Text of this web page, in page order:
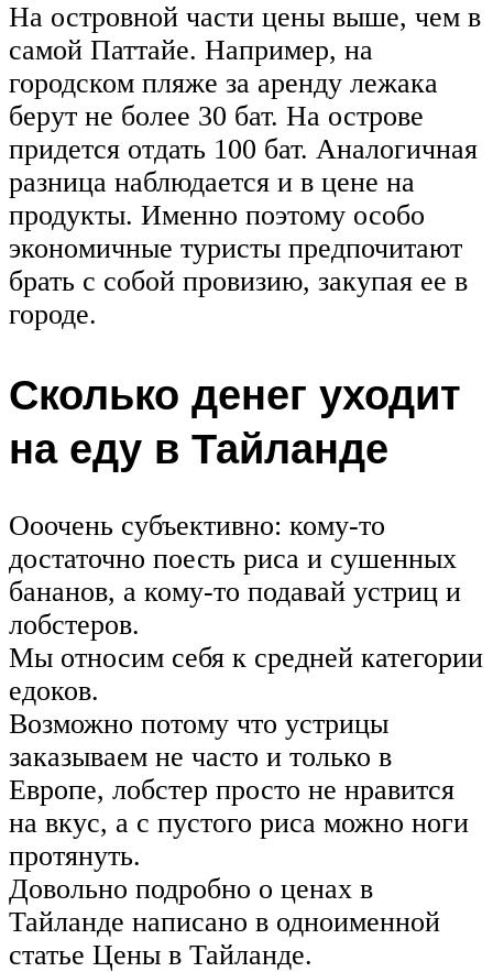
На островной части цены выше, чем в
самой Паттайе. Например, на
городском пляже за аренду лежака
берут не более 30 бат. На острове
придется отдать 100 бат. Аналогичная
разница наблюдается и в цене на
продукты. Именно поэтому особо
экономичные туристы предпочитают
брать с собой провизию, закупая ее в
городе.
Сколько денег уходит
на еду в Тайланде
Ооочень субъективно: кому-то
достаточно поесть риса и сушенных
бананов, а кому-то подавай устриц и
лобстеров.
Мы относим себя к средней категории
едоков.
Возможно потому что устрицы
заказываем не часто и только в
Европе, лобстер просто не нравится
на вкус, а с пустого риса можно ноги
протянуть.
Довольно подробно о ценах в
Тайланде написано в одноименной
статье Цены в Тайланде.